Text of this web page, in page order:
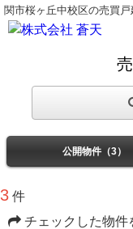
関市桜ヶ丘中校区の売買
公開物件（3）
3 件
チェックした物件